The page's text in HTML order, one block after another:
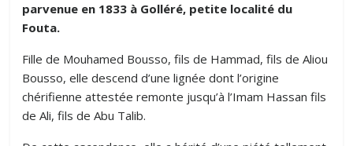
parvenue en 1833 à Golléré, petite localité du
Fouta.
Fille de Mouhamed Bousso, fils de Hammad, fils de Aliou
Bousso, elle descend d’une lignée dont l’origine
chérifienne attestée remonte jusqu’à l’Imam Hassan fils
de Ali, fils de Abu Talib.